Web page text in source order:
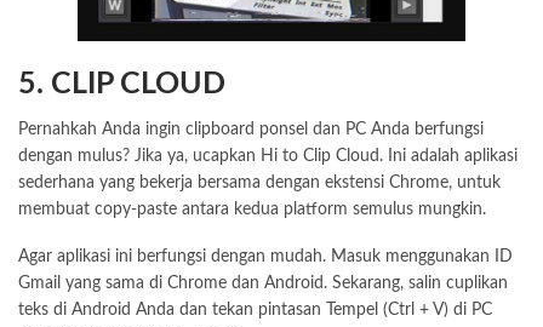
5. CLIP CLOUD
Pernahkah Anda ingin clipboard ponsel dan PC Anda berfungsi
dengan mulus? Jika ya, ucapkan Hi to Clip Cloud. Ini adalah aplikasi
sederhana yang bekerja bersama dengan ekstensi Chrome, untuk
membuat copy-paste antara kedua platform semulus mungkin.
Agar aplikasi ini berfungsi dengan mudah. Masuk menggunakan ID
Gmail yang sama di Chrome dan Android. Sekarang, salin cuplikan
teks di Android Anda dan tekan pintasan Tempel (Ctrl + V) di PC